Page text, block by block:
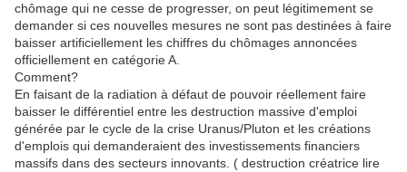
chômage qui ne cesse de progresser, on peut légitimement se
demander si ces nouvelles mesures ne sont pas destinées à faire
baisser artificiellement les chiffres du chômages annoncées
officiellement en catégorie A.
Comment?
En faisant de la radiation à défaut de pouvoir réellement faire
baisser le différentiel entre les destruction massive d'emploi
générée par le cycle de la crise Uranus/Pluton et les créations
d'emplois qui demanderaient des investissements financiers
massifs dans des secteurs innovants. ( destruction créatrice lire